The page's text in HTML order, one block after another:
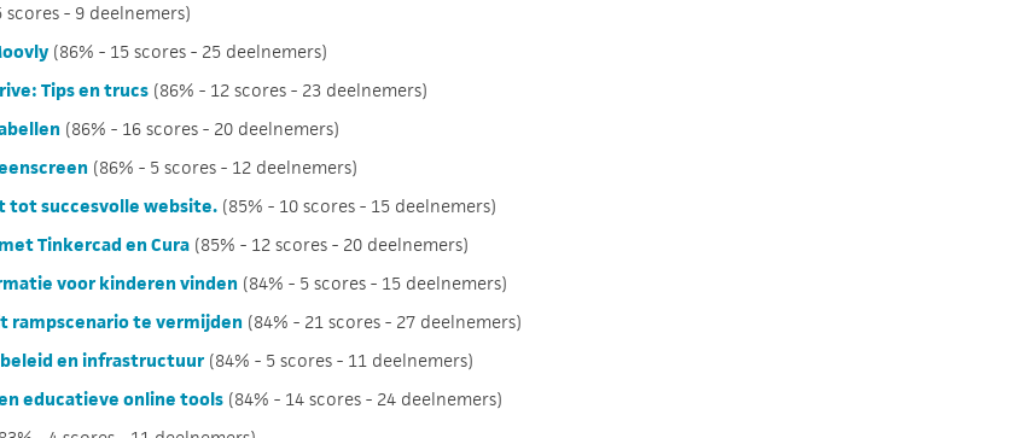
scores - 9 deelnemers)
(86% - 15 scores - 25 deelnemers)
Tips en trucs (86% - 12 scores - 23 deelnemers)
(86% - 16 scores - 20 deelnemers)
(86% - 5 scores - 12 deelnemers)
tot succesvolle website. (85% - 10 scores - 15 deelnemers)
Tinkercad en Cura (85% - 12 scores - 20 deelnemers)
voor kinderen vinden (84% - 5 scores - 15 deelnemers)
rampscenario te vermijden (84% - 21 scores - 27 deelnemers)
beleid en infrastructuur(84% - 5 scores - 11 deelnemers)
educatieve online tools (84% - 14 scores - 24 deelnemers)